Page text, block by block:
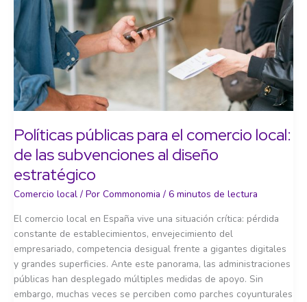
Políticas públicas para el comercio local:
de las subvenciones al diseño
estratégico
Comercio local / Por Commonomia / 6 minutos de lectura
El comercio local en España vive una situación crítica: pérdida
constante de establecimientos, envejecimiento del
empresariado, competencia desigual frente a gigantes digitales
y grandes superficies. Ante este panorama, las administraciones
públicas han desplegado múltiples medidas de apoyo. Sin
embargo, muchas veces se perciben como parches coyunturales